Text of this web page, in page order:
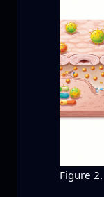
Figure 2.